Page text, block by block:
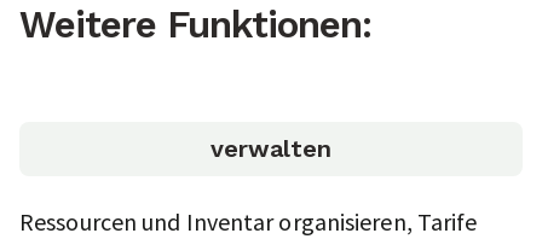
Weitere Funktionen:
verwalten
Ressourcen und Inventar organisieren, Tarife